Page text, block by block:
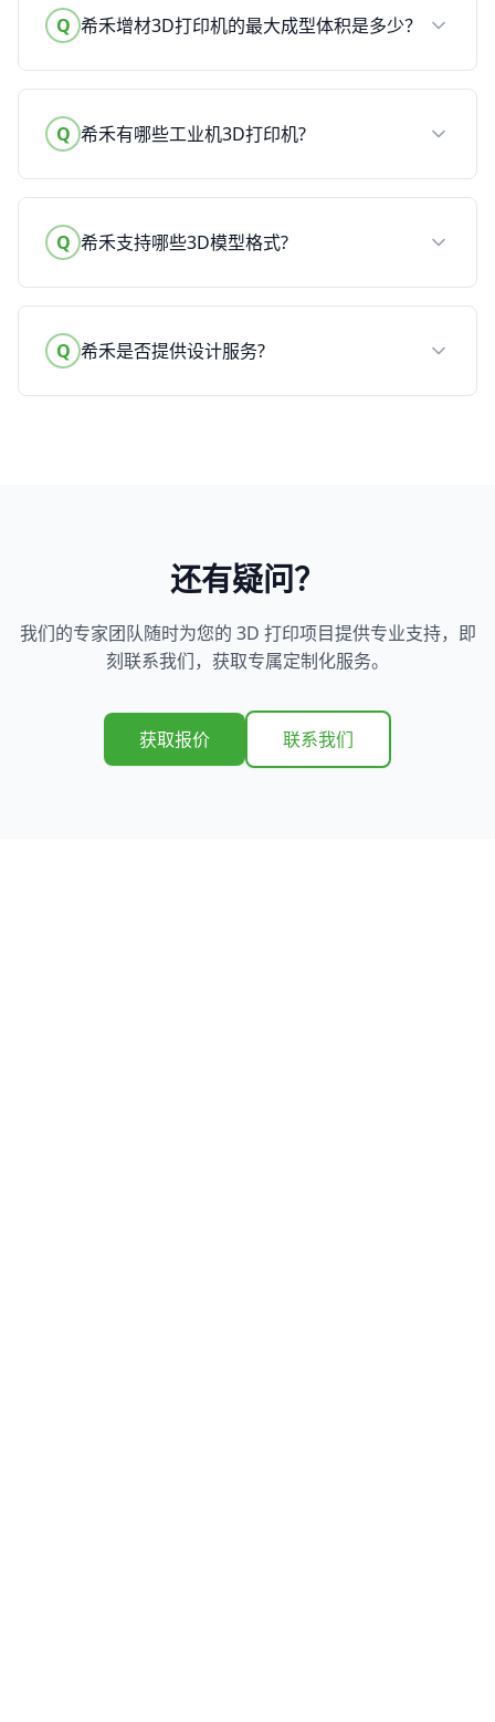
Q 希禾增材3D打印机的最大成型体积是多少？
Q 希禾有哪些工业机3D打印机?
Q 希禾支持哪些3D模型格式?
Q 希禾是否提供设计服务?
还有疑问？
我们的专家团队随时为您的 3D 打印项目提供专业支持，即
刻联系我们，获取专属定制化服务。
获取报价 联系我们